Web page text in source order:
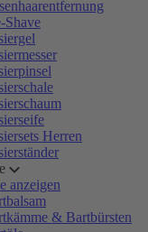
Shave
Herren
anzeigen
& Bartbürsten